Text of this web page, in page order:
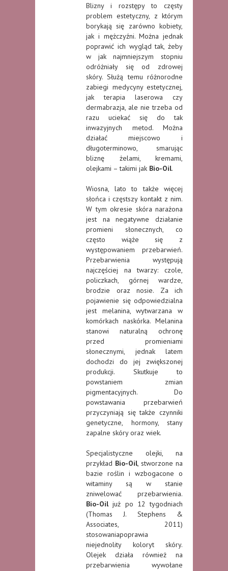
Blizny i rozstępy to częsty
problem estetyczny, z którym
borykają się zarówno kobiety,
jak i mężczyźni. Można jednak
poprawić ich wygląd tak, żeby
w jak najmniejszym stopniu
odróżniały się od zdrowej
skóry. Służą temu różnorodne
zabiegi medycyny estetycznej,
jak terapia laserowa czy
dermabrazja, ale nie trzeba od
razu uciekać się do tak
inwazyjnych metod. Można
działać miejscowo i
długoterminowo, smarując
bliznę żelami, kremami,
olejkami – takimi jak Bio-Oil.
Wiosna, lato to także więcej
słońca i częstszy kontakt z nim.
W tym okresie skóra narażona
jest na negatywne działanie
promieni słonecznych, co
często wiąże się z
występowaniem przebarwień.
Przebarwienia występują
najczęściej na twarzy: czole,
policzkach, górnej wardze,
brodzie oraz nosie. Za ich
pojawienie się odpowiedzialna
jest melanina, wytwarzana w
komórkach naskórka. Melanina
stanowi naturalną ochronę
przed promieniami
słonecznymi, jednak latem
dochodzi do jej zwiększonej
produkcji. Skutkuje to
powstaniem zmian
pigmentacyjnych. Do
powstawania przebarwień
przyczyniają się także czynniki
genetyczne, hormony, stany
zapalne skóry oraz wiek.
Specjalistyczne olejki, na
przykład Bio-Oil, stworzone na
bazie roślin i wzbogacone o
witaminy są w stanie
zniwelować przebarwienia.
Bio-Oiljuż po 12 tygodniach
(Thomas J. Stephens &
Associates, 2011)
stosowaniapoprawia
niejednolity koloryt skóry.
Olejek działa również na
przebarwienia wywołane